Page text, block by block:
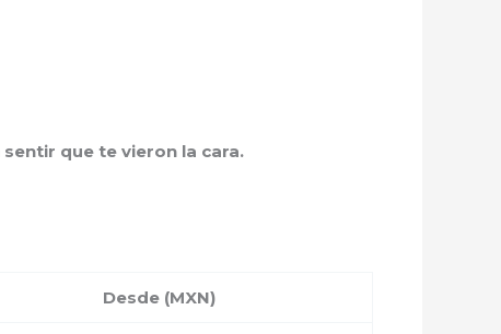
que te vieron la cara.
Desde (MXN)